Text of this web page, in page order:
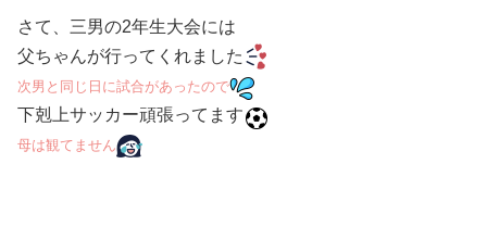
さて、三男の2年生大会には
父ちゃんが行ってくれました
次男と同じ日に試合があったので
下剋上サッカー頑張ってます
母は観てません